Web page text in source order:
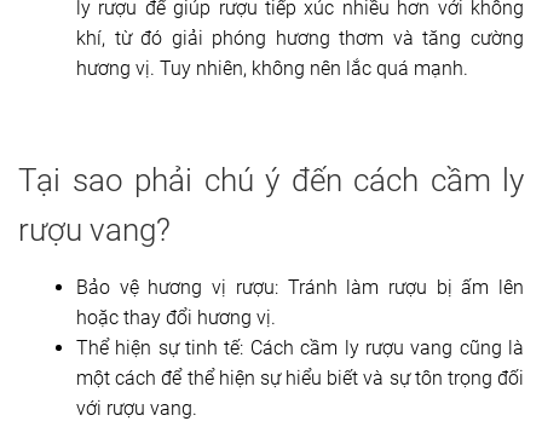
ly rượu để giúp rượu tiếp xúc nhiều hơn với không
khí, từ đó giải phóng hương thơm và tăng cường
hương vị. Tuy nhiên, không nên lắc quá mạnh.
Tại sao phải chú ý đến cách cầm ly
rượu vang?
Bảo vệ hương vị rượu: Tránh làm rượu bị ấm lên
hoặc thay đổi hương vị.
Thể hiện sự tinh tế: Cách cầm ly rượu vang cũng là
một cách để thể hiện sự hiểu biết và sự tôn trọng đối
với rượu vang.